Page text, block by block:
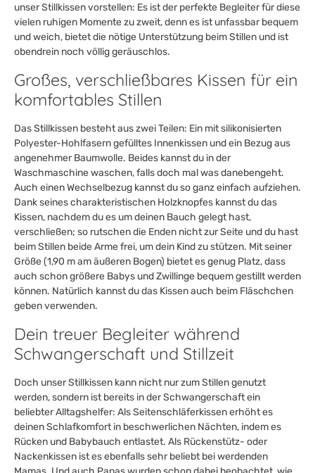
unser Stillkissen vorstellen: Es ist der perfekte Begleiter für diese
vielen ruhigen Momente zu zweit, denn es ist unfassbar bequem
und weich, bietet die nötige Unterstützung beim Stillen und ist
obendrein noch völlig geräuschlos.
Großes, verschließbares Kissen für ein
komfortables Stillen
Das Stillkissen besteht aus zwei Teilen: Ein mit silikonisierten
Polyester-Hohlfasern gefülltes Innenkissen und ein Bezug aus
angenehmer Baumwolle. Beides kannst du in der
Waschmaschine waschen, falls doch mal was danebengeht.
Auch einen Wechselbezug kannst du so ganz einfach aufziehen.
Dank seines charakteristischen Holzknopfes kannst du das
Kissen, nachdem du es um deinen Bauch gelegt hast,
verschließen; so rutschen die Enden nicht zur Seite und du hast
beim Stillen beide Arme frei, um dein Kind zu stützen. Mit seiner
Größe (1,90 m am äußeren Bogen) bietet es genug Platz, dass
auch schon größere Babys und Zwillinge bequem gestillt werden
können. Natürlich kannst du das Kissen auch beim Fläschchen
geben verwenden.
Dein treuer Begleiter während
Schwangerschaft und Stillzeit
Doch unser Stillkissen kann nicht nur zum Stillen genutzt
werden, sondern ist bereits in der Schwangerschaft ein
beliebter Alltagshelfer: Als Seitenschläferkissen erhöht es
deinen Schlafkomfort in beschwerlichen Nächten, indem es
Rücken und Babybauch entlastet. Als Rückenstütz- oder
Nackenkissen ist es ebenfalls sehr beliebt bei werdenden